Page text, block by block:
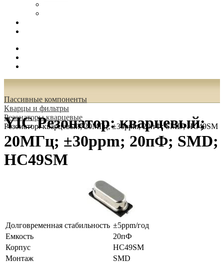
Пассивные компоненты
Кварцы и фильтры
Резонаторы кварцевые
Резонатор: кварцевый; 20МГц; ±30ppm; 20пФ; SMD; HC49SM
YIC Резонатор: кварцевый;
20МГц; ±30ppm; 20пФ; SMD;
HC49SM
Долговременная стабильность ±5ppm/год
Емкость
20пФ
Корпус
HC49SM
Монтаж
SMD